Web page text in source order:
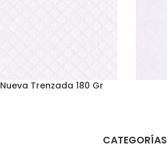
Nueva Trenzada 180 Gr
CATEGORÍAS